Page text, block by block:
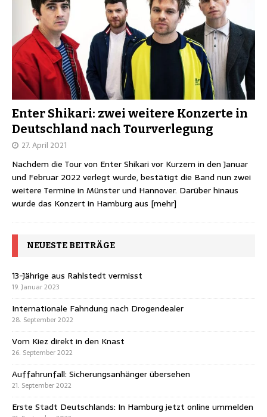
Enter Shikari: zwei weitere Konzerte in
Deutschland nach Tourverlegung
27. April 2021
Nachdem die Tour von Enter Shikari vor Kurzem in den Januar
und Februar 2022 verlegt wurde, bestätigt die Band nun zwei
weitere Termine in Münster und Hannover. Darüber hinaus
wurde das Konzert in Hamburg aus [mehr]
NEUESTE BEITRÄGE
13-Jährige aus Rahlstedt vermisst
19. Januar 2023
Internationale Fahndung nach Drogendealer
28. September 2022
Vom Kiez direkt in den Knast
26. September 2022
Auffahrunfall: Sicherungsanhänger übersehen
21. September 2022
Erste Stadt Deutschlands: In Hamburg jetzt online ummelden